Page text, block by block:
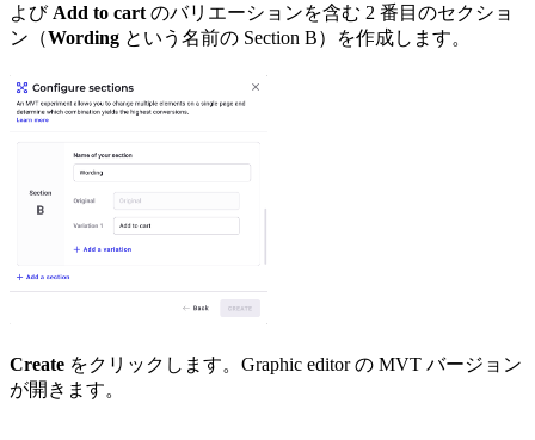
よび Add to cart のバリエーションを含む 2 番目のセクショ
ン（Wording という名前の Section B）を作成します。
Create をクリックします。Graphic editor の MVT バージョン
が開きます。